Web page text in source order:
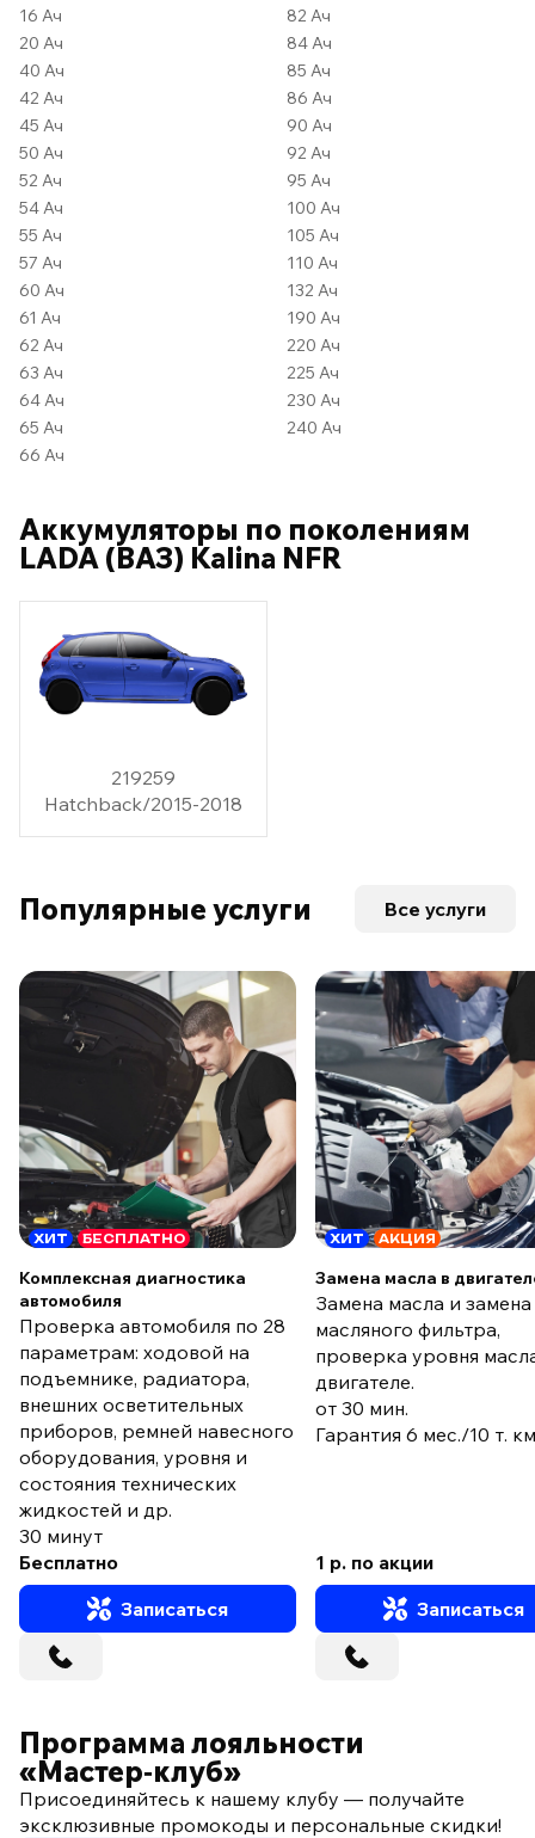
16 Ач
20 Ач
40 Ач
42 Ач
45 Ач
50 Ач
52 Ач
54 Ач
55 Ач
57 Ач
60 Ач
61 Ач
62 Ач
63 Ач
64 Ач
65 Ач
66 Ач
82 Ач
84 Ач
85 Ач
86 Ач
90 Ач
92 Ач
95 Ач
100 Ач
105 Ач
110 Ач
132 Ач
190 Ач
220 Ач
225 Ач
230 Ач
240 Ач
Аккумуляторы по поколениям
LADA (ВАЗ) Kalina NFR
219259
Hatchback/2015-2018
Популярные услуги Все услуги
ХИТ БЕСПЛАТНО
Комплексная диагностика
автомобиля
Проверка автомобиля по 28
параметрам: ходовой на
подъемнике, радиатора,
внешних осветительных
приборов, ремней навесного
оборудования, уровня и
состояния технических
жидкостей и др.
30 минут
Бесплатно
Записаться
ХИТ АКЦИЯ
Замена масла в
Замена масла и замена
масляного фильтра,
проверка уровня
двигателе.
от 30 мин.
Гарантия 6 мес./10 т.
1 р. по акции
Записаться
Программа лояльности
«Мастер‑клуб»
Присоединяйтесь к нашему клубу — получайте
эксклюзивные промокоды и персональные скидки!